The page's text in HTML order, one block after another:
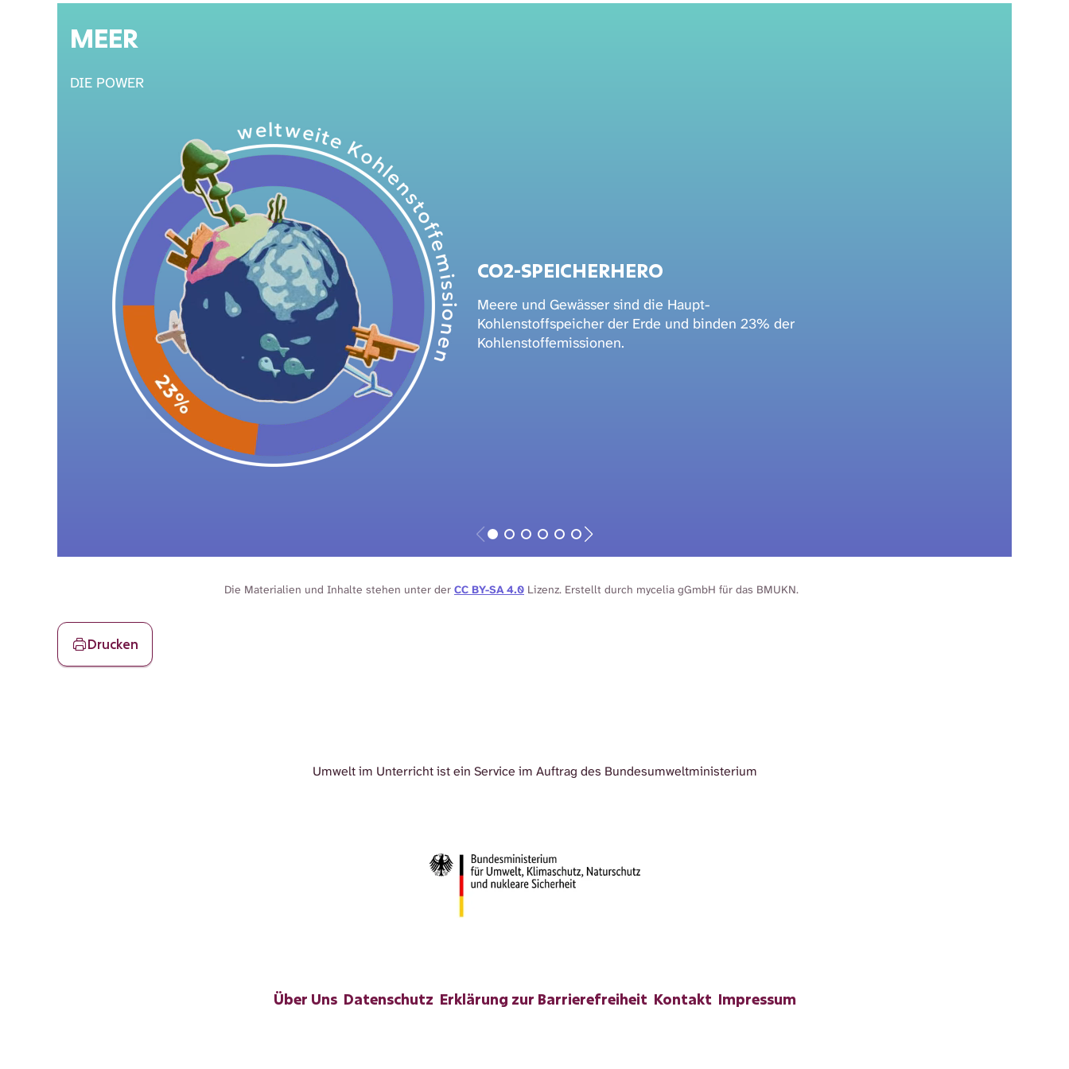
MEER
DIE POWER
CO2-SPEICHERHERO
Meere und Gewässer sind die Haupt-
Kohlenstoffspeicher der Erde und binden 23% der
Kohlenstoffemissionen.
Die Materialien und Inhalte stehen unter der CC BY-SA 4.0 Lizenz. Erstellt durch mycelia gGmbH für das BMUKN.
Drucken
Umwelt im Unterricht ist ein Service im Auftrag des Bundesumweltministerium
Über Uns Datenschutz Erklärung zur Barrierefreiheit Kontakt Impressum